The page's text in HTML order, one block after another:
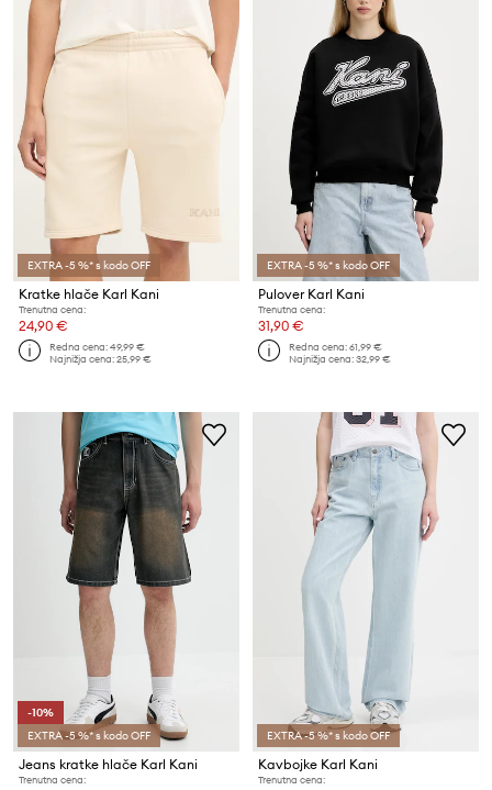
EXTRA -5 %* s kodo OFF
Kratke hlače Karl Kani
Trenutna cena:
24,90 €
Redna cena:49,99 €
Najnižja cena:25,99 €
EXTRA -5 %* s kodo OFF
Pulover Karl Kani
Trenutna cena:
31,90 €
Redna cena:61,99 €
Najnižja cena:32,99 €
-10%
EXTRA -5 %* s kodo OFF
Jeans kratke hlače Karl Kani
Trenutna cena:
EXTRA -5 %* s kodo OFF
Kavbojke Karl Kani
Trenutna cena: